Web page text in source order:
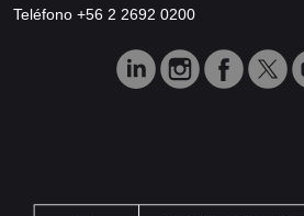
Teléfono +56 2 2692 0200